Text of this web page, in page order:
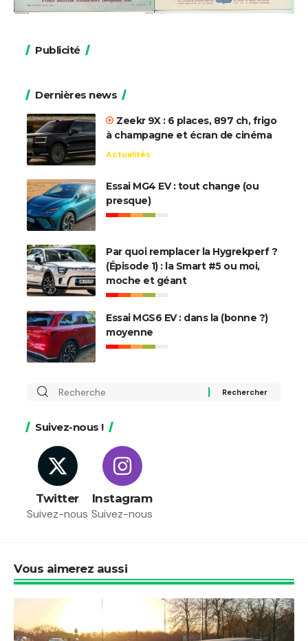
Publicité
Dernières news
Zeekr 9X : 6 places, 897 ch, frigo
à champagne et écran de cinéma
Actualités
Essai MG4 EV : tout change (ou
presque)
Par quoi remplacer la Hygrekperf ?
(Épisode 1) : la Smart #5 ou moi,
moche et géant
Essai MGS6 EV : dans la (bonne ?)
moyenne
Rechercher
Suivez-nous !
Twitter
Suivez-nous
Instagram
Suivez-nous
Vous aimerez aussi